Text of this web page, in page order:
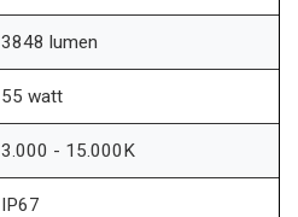
3848 lumen
55 watt
3.000 - 15.000K
IP67